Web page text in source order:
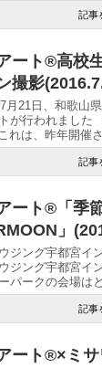
記事
ート®高校
撮影
月21日、和歌山
が行われました
れは、昨年開催
記事
ート®︎「季
」
ジング宇都宮イ
ジング宇都宮イ
パークの会場は
記事
ート®︎×ミ